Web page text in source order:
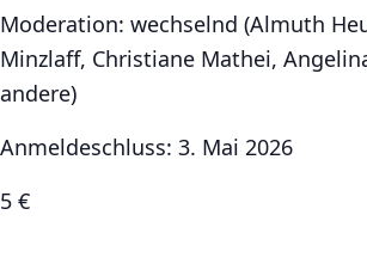
Moderation: wechselnd (Almuth
Minzlaff, Christiane Mathei,
andere)
Anmeldeschluss: 3. Mai 2026
5 €